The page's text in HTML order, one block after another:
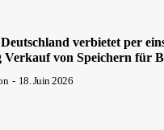
verbietet per
Verkauf von Speichern für
- 18. Juin 2026